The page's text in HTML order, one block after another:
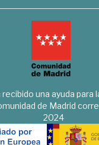
una ayuda para
de Madrid
2024